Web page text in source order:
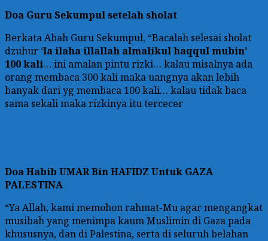
Doa Guru Sekumpul setelah sholat
Berkata Abah Guru Sekumpul, “Bacalah selesai sholat
dzuhur ‘la ilaha illallah almalikul haqqul mubin’
100 kali… ini amalan pintu rizki… kalau misalnya ada
orang membaca 300 kali maka uangnya akan lebih
banyak dari yg membaca 100 kali… kalau tidak baca
sama sekali maka rizkinya itu tercecer
DoaHabib UMAR Bin HAFIDZ Untuk GAZA
PALESTINA
“Ya Allah, kami memohon rahmat-Mu agar mengangkat
musibah yang menimpa kaum Muslimin di Gaza pada
khususnya, dan di Palestina, serta di seluruh belahan